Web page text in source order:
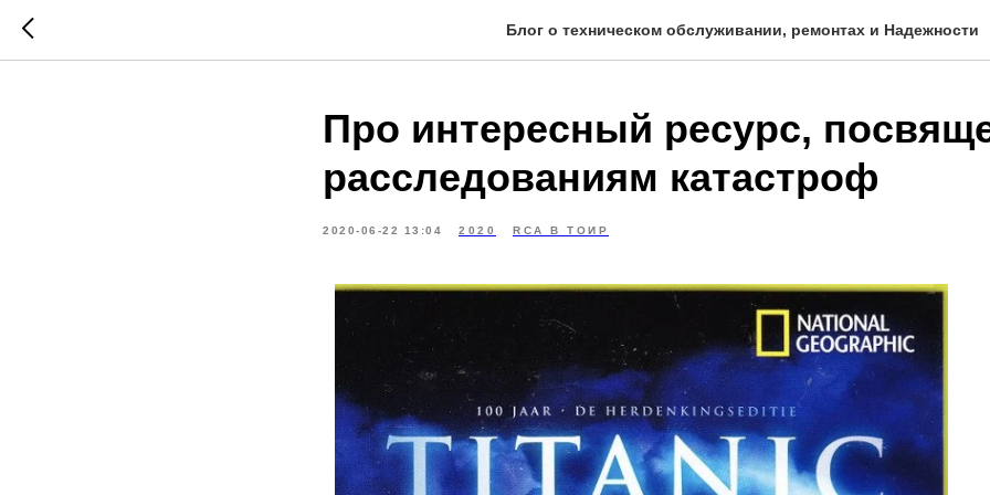
Блог о техническом обслуживании, ремонтах и Надежности
Про интересный ресурс,
расследованиям катастроф
2020-06-22 13:04 2020 RCA В ТОИР